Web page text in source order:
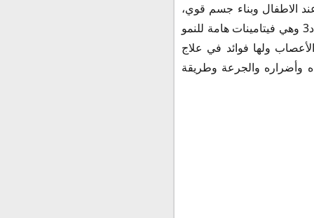
الاطفال وبناء جسم قوي،
حيث يحتوي علي مجموعة من الفيتامينات الهامة للصغار والكبار الكالسيوم والماغنيسيوم وفيتامين د3 وهي فيتامينات هامة للنمو
ولها فوائد في علاج
وأضراره والجرعة وطريقة